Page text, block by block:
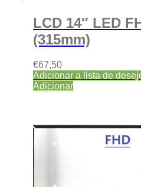
LCD 14″ LED
(315mm)
€67,50
Adicionar a lista de
Adicionar